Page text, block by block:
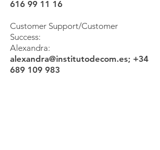
616 99 11 16
Customer Support/Customer
Success:
Alexandra:
alexandra@institutodecom.es; +34
689 109 983